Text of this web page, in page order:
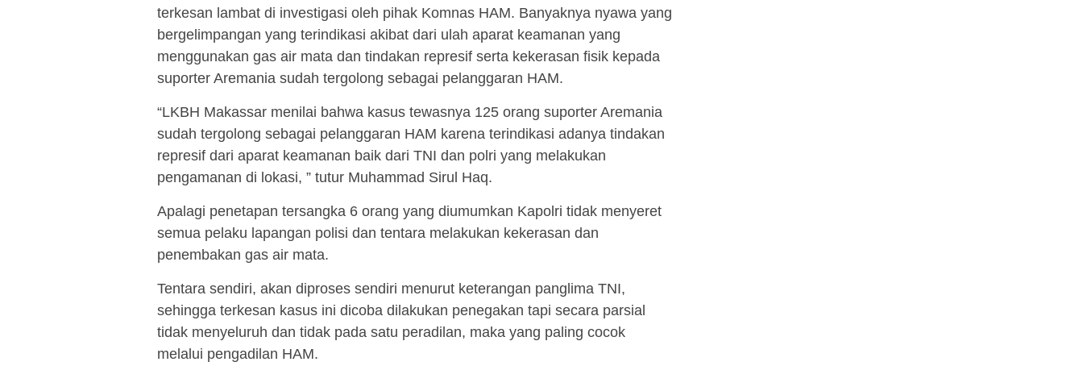
terkesan lambat di investigasi oleh pihak Komnas HAM. Banyaknya nyawa yang
bergelimpangan yang terindikasi akibat dari ulah aparat keamanan yang
menggunakan gas air mata dan tindakan represif serta kekerasan fisik kepada
suporter Aremania sudah tergolong sebagai pelanggaran HAM.
“LKBH Makassar menilai bahwa kasus tewasnya 125 orang suporter Aremania
sudah tergolong sebagai pelanggaran HAM karena terindikasi adanya tindakan
represif dari aparat keamanan baik dari TNI dan polri yang melakukan
pengamanan di lokasi, ” tutur Muhammad Sirul Haq.
Apalagi penetapan tersangka 6 orang yang diumumkan Kapolri tidak menyeret
semua pelaku lapangan polisi dan tentara melakukan kekerasan dan
penembakan gas air mata.
Tentara sendiri, akan diproses sendiri menurut keterangan panglima TNI,
sehingga terkesan kasus ini dicoba dilakukan penegakan tapi secara parsial
tidak menyeluruh dan tidak pada satu peradilan, maka yang paling cocok
melalui pengadilan HAM.